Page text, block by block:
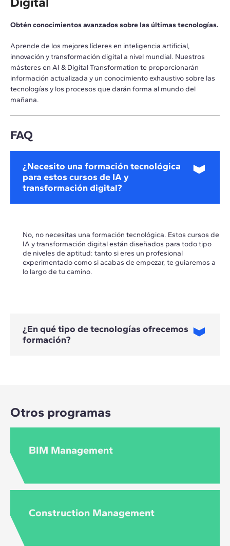
Obtén conocimientos avanzados sobre las últimas tecnologías.
Aprende de los mejores líderes en inteligencia artificial,
innovación y transformación digital a nivel mundial. Nuestros
másteres en AI & Digital Transformation te proporcionarán
información actualizada y un conocimiento exhaustivo sobre las
tecnologías y los procesos que darán forma al mundo del
mañana.
FAQ
¿Necesito una formación tecnológica
para estos cursos de IA y
transformación digital?
No, no necesitas una formación tecnológica. Estos cursos de
IA y transformación digital están diseñados para todo tipo
de niveles de aptitud: tanto si eres un profesional
experimentado como si acabas de empezar, te guiaremos a
lo largo de tu camino.
¿En qué tipo de tecnologías ofrecemos
formación?
Otros programas
BIM Management
Construction Management